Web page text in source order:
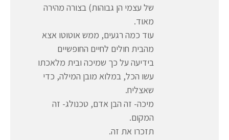
של עצמי הן גבוהות) בצורה מהירה
מאוד.
עוד כמה רגעים, ממש אוטוטו אצא
מהבית חולים לחיים החופשיים
בידיעה על כך שמיכה ובית מלאכתו
עשו הכל, במלוא מובן המילה, כדי
שאצליח.
מיכה- זה הבן אדם, טכנולג- זה
המקום.
תזכרו את זה.